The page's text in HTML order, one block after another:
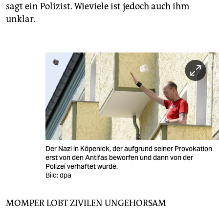
sagt ein Polizist. Wieviele ist jedoch auch ihm
unklar.
Der Nazi in Köpenick, der aufgrund seiner Provokation
erst von den Antifas beworfen und dann von der
Polizei verhaftet wurde.
Bild: dpa
MOMPER LOBT ZIVILEN UNGEHORSAM